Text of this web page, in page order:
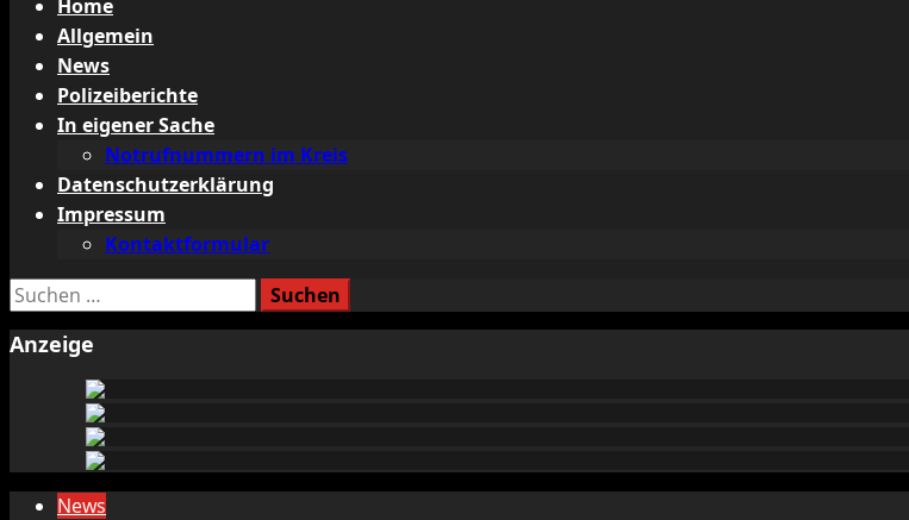
Menü
Home
Allgemein
News
Polizeiberichte
In eigener Sache
Notrufnummern im Kreis
Datenschutzerklärung
Impressum
Kontaktformular
Suchen
Anzeige
News